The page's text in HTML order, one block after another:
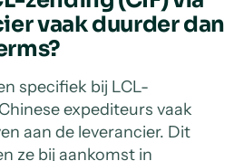
vaak duurder dan
specifiek bij LCL-
expediteurs vaak
aan de leverancier. Dit
ze bij aankomst in